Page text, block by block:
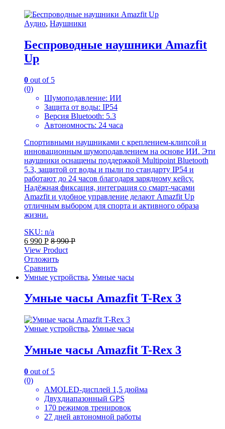
Аудио, Наушники
Беспроводные наушники Amazfit
Up
0 out of 5
(0)
Шумоподавление: ИИ
Защита от воды: IP54
Версия Bluetooth: 5.3
Автономность: 24 часа
Спортивными наушниками с креплением-клипсой и
инновационным шумоподавлением на основе ИИ. Эти
наушники оснащены поддержкой Multipoint Bluetooth
5.3, защитой от воды и пыли по стандарту IP54 и
работают до 24 часов благодаря зарядному кейсу.
Надёжная фиксация, интеграция со смарт-часами
Amazfit и удобное управление делают Amazfit Up
отличным выбором для спорта и активного образа
жизни.
SKU: n/a
6 990 Р 8 990Р
View Product
Отложить
Сравнить
Умные устройства, Умные часы
Умные часы Amazfit T-Rex 3
Умные устройства, Умные часы
Умные часы Amazfit T-Rex 3
0 out of 5
(0)
AMOLED-дисплей 1,5 дюйма
Двухдиапазонный GPS
170 режимов тренировок
27 дней автономной работы